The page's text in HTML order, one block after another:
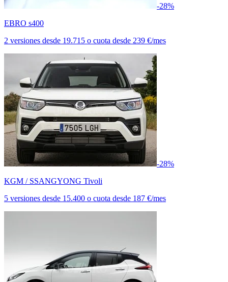
-28%
EBRO s400
2 versiones desde 19.715 o cuota desde 239 €/mes
-28%
KGM / SSANGYONG Tivoli
5 versiones desde 15.400 o cuota desde 187 €/mes